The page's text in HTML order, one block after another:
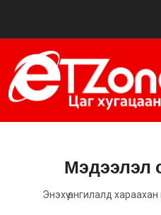
Мэдээлэл
Энэхүү ангилалд